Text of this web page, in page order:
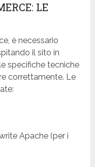
LE
è necessario
il sito in
specifiche tecniche
correttamente. Le
Apache (per i